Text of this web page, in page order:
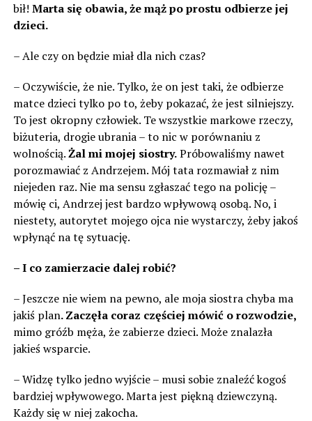
bił! Marta się obawia, że mąż po prostu odbierze jej
dzieci.
– Ale czy on będzie miał dla nich czas?
– Oczywiście, że nie. Tylko, że on jest taki, że odbierze
matce dzieci tylko po to, żeby pokazać, że jest silniejszy.
To jest okropny człowiek. Te wszystkie markowe rzeczy,
biżuteria, drogie ubrania – to nic w porównaniu z
wolnością.Żal mi mojej siostry.Próbowaliśmy nawet
porozmawiać z Andrzejem. Mój tata rozmawiał z nim
niejeden raz. Nie ma sensu zgłaszać tego na policję –
mówię ci, Andrzej jest bardzo wpływową osobą. No, i
niestety, autorytet mojego ojca nie wystarczy, żeby jakoś
wpłynąć na tę sytuację.
– I co zamierzacie dalej robić?
– Jeszcze nie wiem na pewno, ale moja siostra chyba ma
jakiś plan. Zaczęła coraz częściej mówić o rozwodzie,
mimo gróźb męża, że ​​zabierze dzieci. Może znalazła
jakieś wsparcie.
– Widzę tylko jedno wyjście – musi sobie znaleźć kogoś
bardziej wpływowego. Marta jest piękną dziewczyną.
Każdy się w niej zakocha.